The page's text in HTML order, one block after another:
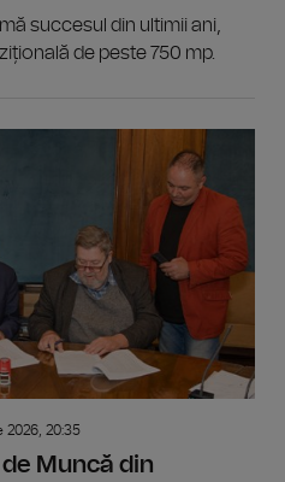
succesul din ultimii ani,
de peste 750 mp.
2026, 20:35
Muncă din